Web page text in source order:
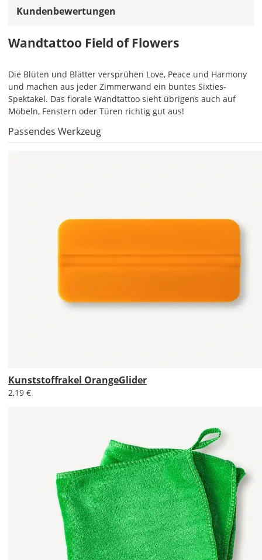
werden?
das
Versandkosten?
Economy
Deutschland
EU
Wandtattoo Field of Flowers
Passendes Werkzeug
Kunststoffrakel OrangeGlider
2,19 €
Die Blüten und Blätter versprühen Love, Peace und Harmony
und machen aus jeder Zimmerwand ein buntes Sixties-
Spektakel. Das florale Wandtattoo sieht übrigens auch auf
Möbeln, Fenstern oder Türen richtig gut aus!
Kundenbewertungen